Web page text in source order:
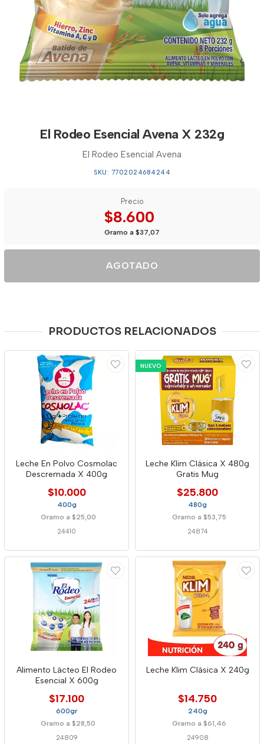
El Rodeo Esencial Avena X 232g
El Rodeo Esencial Avena
SKU: 7702024684244
Precio
$8.600
Gramo a $37,07
AGOTADO
PRODUCTOS RELACIONADOS
Leche En Polvo Cosmolac
Descremada X 400g
$10.000
400g
Gramo a $25,00
24410
NUEVO
Leche Klim Clásica X 480g
Gratis Mug
$25.800
480g
Gramo a $53,75
24874
Alimento Lácteo El Rodeo
Esencial X 600g
$17.100
600gr
Gramo a $28,50
24809
Leche Klim Clásica X 240g
$14.750
240g
Gramo a $61,46
24908